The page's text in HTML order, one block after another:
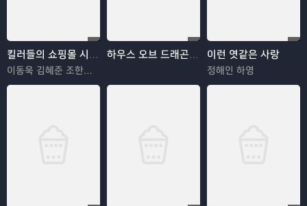
킬러들의 쇼핑몰 시즌2
이동욱 김혜준 조한선 김해나
하우스 오브 드래곤 시즌3 이런 엿같은 사랑
정해인 하영